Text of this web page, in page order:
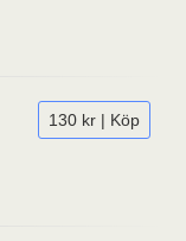
130 kr | Köp